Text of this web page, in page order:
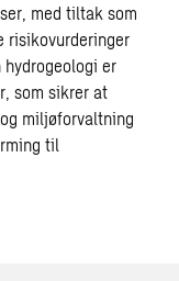
med tiltak som
risikovurderinger
er
som sikrer at
miljøforvaltning
til